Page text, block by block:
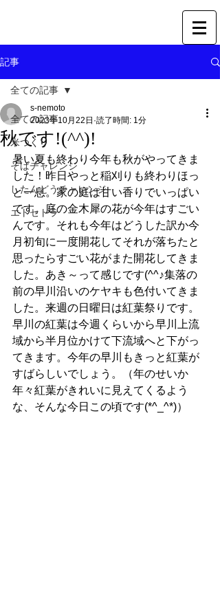
記事
全ての記事
米つくり
そばチャレンジ
したんどうチャレンジ
エトセトラ
全ての記事
秋です!(^^)!
s-nemoto
2023年10月22日 読了時間: 1分
暑い夏も終わり今年も秋がやってきま
した！昨日やっと稲刈りも終わりほっ
と一息。家の庭は甘い香りでいっぱい
です。庭の金木犀の花が今年はすごい
んです。それも今年はどうした訳か今
月初旬に一度開花してそれが落ちたと
思ったらすごい花がまた開花してきま
した。あき～って感じです(^^♪集落の
前の早川沿いのケヤキも色付いてきま
した。来週の日曜日は紅葉祭りです。
早川の紅葉は今週くらいから早川上流
域から半月位かけて下流域へと下がっ
てきます。今年の早川もきっと紅葉が
すばらしいでしょう。（年のせいか
年々紅葉がきれいに見えてくるよう
な、そんな今日この頃です(*^_^*)）